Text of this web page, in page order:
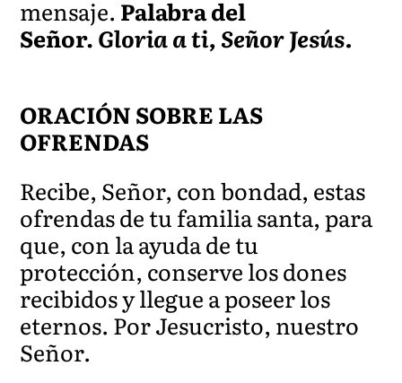
mensaje. Palabra del
Señor.Gloria a ti, Señor Jesús.
ORACIÓN SOBRE LAS
OFRENDAS
Recibe, Señor, con bondad, estas
ofrendas de tu familia santa, para
que, con la ayuda de tu
protección, conserve los dones
recibidos y llegue a poseer los
eternos. Por Jesucristo, nuestro
Señor.